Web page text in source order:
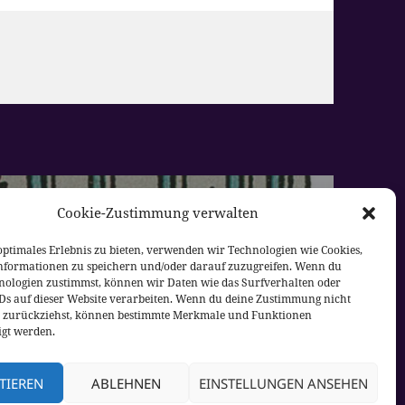
Cookie-Zustimmung verwalten
Erlebnis zu bieten, verwenden wir Technologien wie Cookies,
zu speichern und/oder darauf zuzugreifen. Wenn du
zustimmst, können wir Daten wie das Surfverhalten oder
auf dieser Website verarbeiten. Wenn du deine Zustimmung nicht
können bestimmte Merkmale und Funktionen
werden.
ABLEHNEN EINSTELLUNGEN ANSEHEN